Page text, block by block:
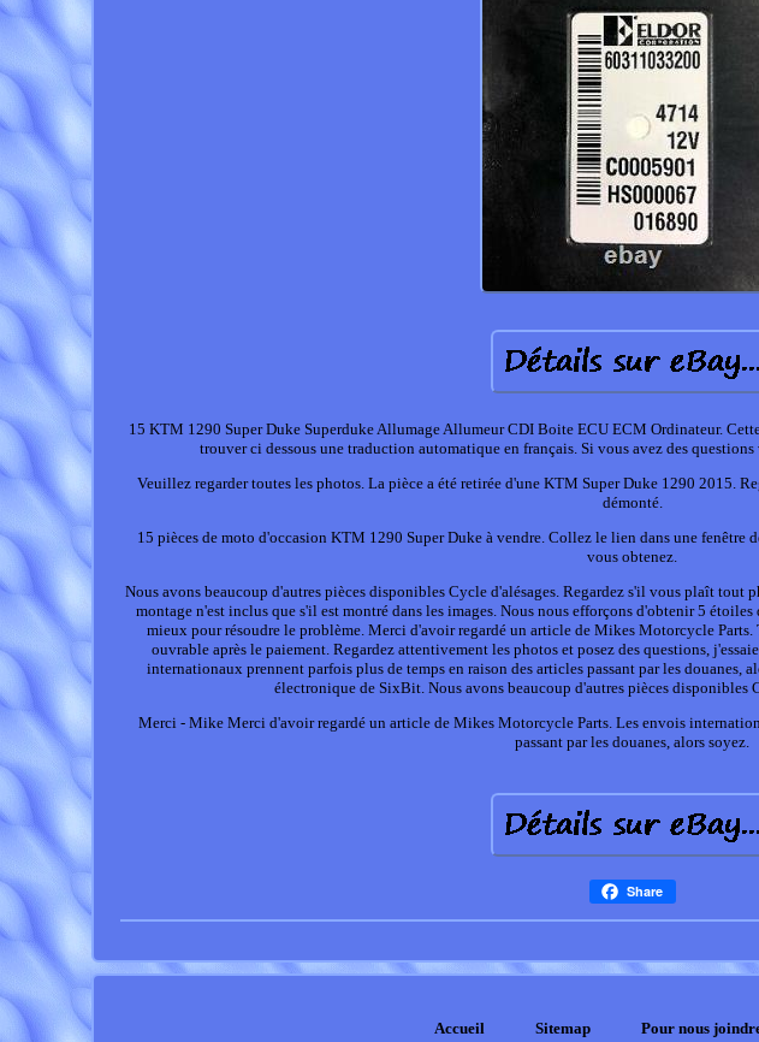
15 KTM 1290 Super Duke Superduke Allumage Allumeur CDI Boite ECU ECM Ordinateur.
trouver ci dessous une traduction automatique en français. Si vous avez des
Veuillez regarder toutes les photos. La pièce a été retirée d'une KTM Super Duke 1290 2015.
démonté.
15 pièces de moto d'occasion KTM 1290 Super Duke à vendre. Collez le lien dans une fenêtre
vous obtenez.
Nous avons beaucoup d'autres pièces disponibles Cycle d'alésages. Regardez s'il vous plaît tout
montage n'est inclus que s'il est montré dans les images. Nous nous efforçons d'obtenir 5
mieux pour résoudre le problème. Merci d'avoir regardé un article de Mikes Motorcycle
ouvrable après le paiement. Regardez attentivement les photos et posez des questions,
internationaux prennent parfois plus de temps en raison des articles passant par les douanes,
électronique de SixBit. Nous avons beaucoup d'autres pièces disponibles
Merci - Mike Merci d'avoir regardé un article de Mikes Motorcycle Parts. Les envois
passant par les douanes, alors soyez.
Share
Accueil Sitemap Pour nous